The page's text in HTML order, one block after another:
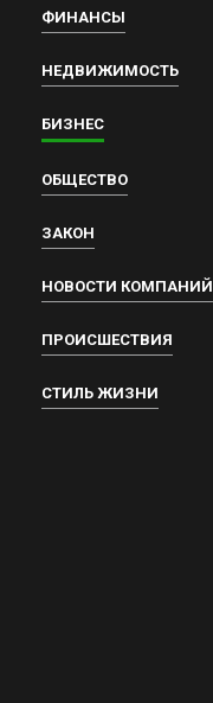
ФИНАНСЫ
НЕДВИЖИМОСТЬ
БИЗНЕС
ОБЩЕСТВО
ЗАКОН
НОВОСТИ КОМПАНИЙ
ПРОИСШЕСТВИЯ
СТИЛЬ ЖИЗНИ